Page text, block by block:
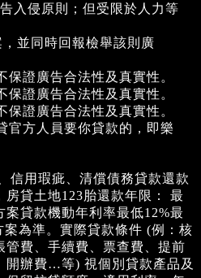
入侵原則；但受限於人力等
並同時回報檢舉該則廣
保證廣告合法性及真實性。
保證廣告合法性及真實性。
保證廣告合法性及真實性。
官方人員要你貸款的，即樂
信用瑕疵、清償債務貸款還款
貸土地123胎還款年限： 最
貸款機動年利率最低12%最
為準。實際貸款條件 (例：核
管費、手續費、票查費、提前
開辦費…等) 視個別貸款產品及